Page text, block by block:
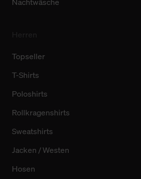
Nachtwäsche
Topseller
T-Shirts
Poloshirts
Rollkragenshirts
Sweatshirts
Jacken / Westen
Hosen